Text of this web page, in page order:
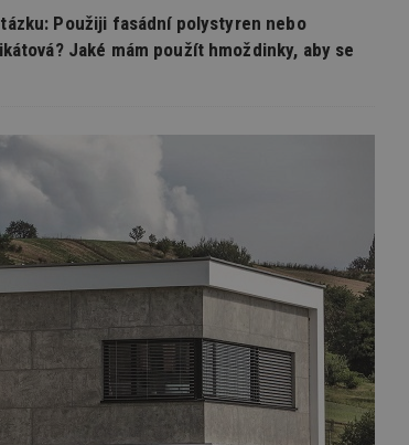
Použiji fasádní polystyren nebo
Jaké mám použít hmoždinky, aby se